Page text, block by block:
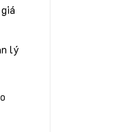
lý